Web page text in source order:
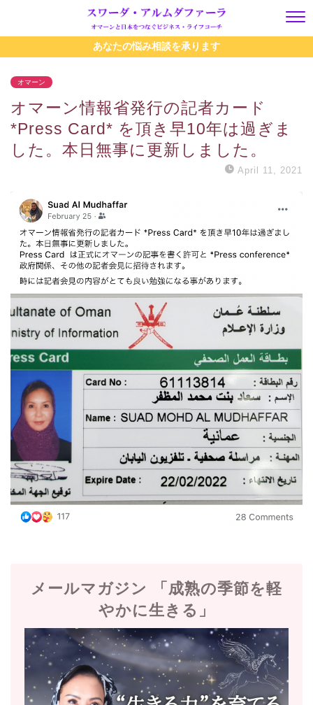
あなたの悩み相談を承ります
オマーン
オマーン情報省発行の記者カード
*Press Card* を頂き早10年は過ぎま
した。本日無事に更新しました。
April 11, 2021
メールマガジン 「成熟の季節を軽
やかに生きる」